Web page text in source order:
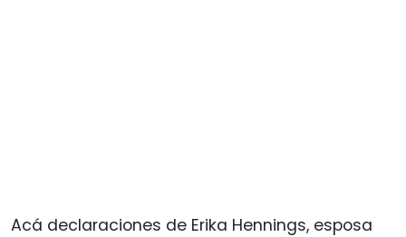
Acá declaraciones de Erika Hennings, esposa